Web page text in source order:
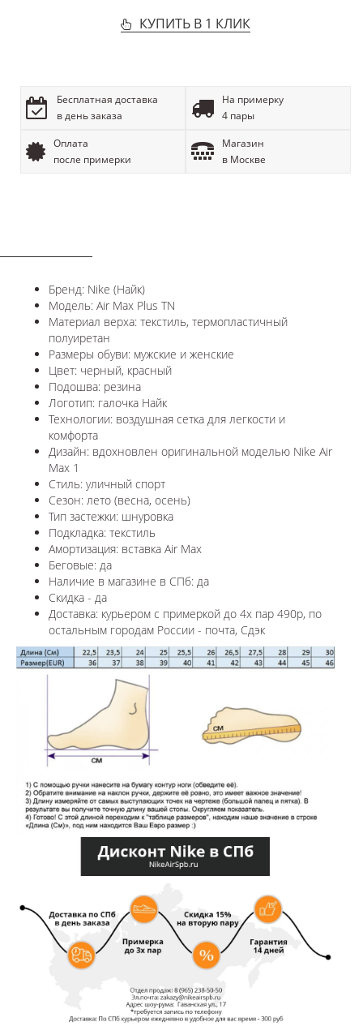
КУПИТЬ В 1 КЛИК
Бесплатная доставка
в день заказа
На примерку
4 пары
Оплата
после примерки
Магазин
в Москве
Бренд: Nike (Найк)
Модель: Air Max Plus TN
Материал верха: текстиль, термопластичный
полуиретан
Размеры обуви: мужские и женские
Цвет: черный, красный
Подошва: резина
Логотип: галочка Найк
Технологии: воздушная сетка для легкости и
комфорта
Дизайн: вдохновлен оригинальной моделью Nike Air
Max 1
Стиль: уличный спорт
Сезон: лето (весна, осень)
Тип застежки: шнуровка
Подкладка: текстиль
Амортизация: вставка Air Max
Беговые: да
Наличие в магазине в СПб: да
Скидка - да
Доставка: курьером с примеркой до 4х пар 490р, по
остальным городам России - почта, Сдэк